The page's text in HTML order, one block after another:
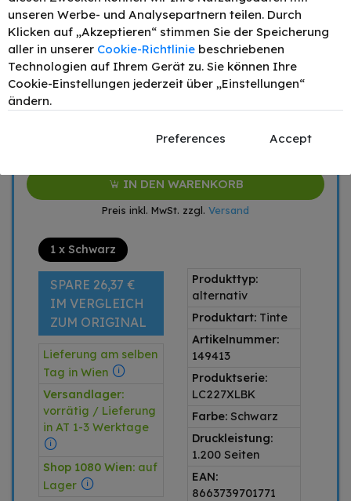
Mengenrabatt
1
12,70 €
2
11,43 € - 10%
IN DEN WARENKORB
Preis inkl. MwSt. zzgl. Versand
1 x Schwarz
SPARE 26,37 €
IM VERGLEICH
ZUM ORIGINAL
Lieferung am selben
Tag in Wien
Versandlager:
vorrätig / Lieferung
in AT 1-3 Werktage
Shop 1080 Wien: auf
Lager
Produkttyp:
alternativ
Produktart: Tinte
Artikelnummer:
149413
Produktserie:
LC227XLBK
Farbe: Schwarz
Druckleistung:
1.200 Seiten
EAN:
8663739701771
unseren Werbe- und Analysepartnern teilen. Durch
Klicken auf „Akzeptieren“ stimmen Sie der Speicherung
aller in unserer Cookie-Richtlinie beschriebenen
Technologien auf Ihrem Gerät zu. Sie können Ihre
Cookie-Einstellungen jederzeit über „Einstellungen“
ändern.
Preferences Accept